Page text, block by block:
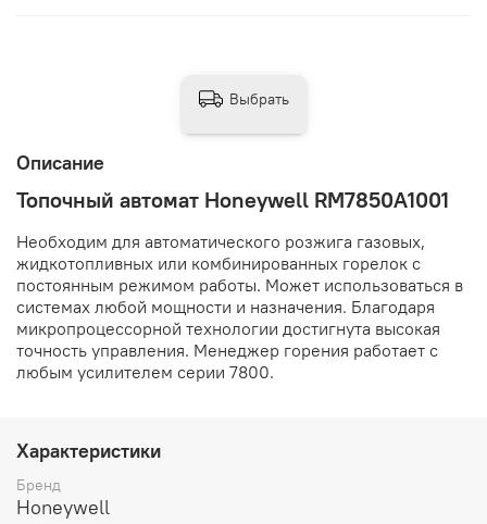
Описание
Топочный автомат Honeywell RM7850A1001
Необходим для автоматического розжига газовых,
жидкотопливных или комбинированных горелок с
постоянным режимом работы. Может использоваться в
системах любой мощности и назначения. Благодаря
микропроцессорной технологии достигнута высокая
точность управления. Менеджер горения работает с
любым усилителем серии 7800.
Характеристики
Бренд
Honeywell
Выбрать